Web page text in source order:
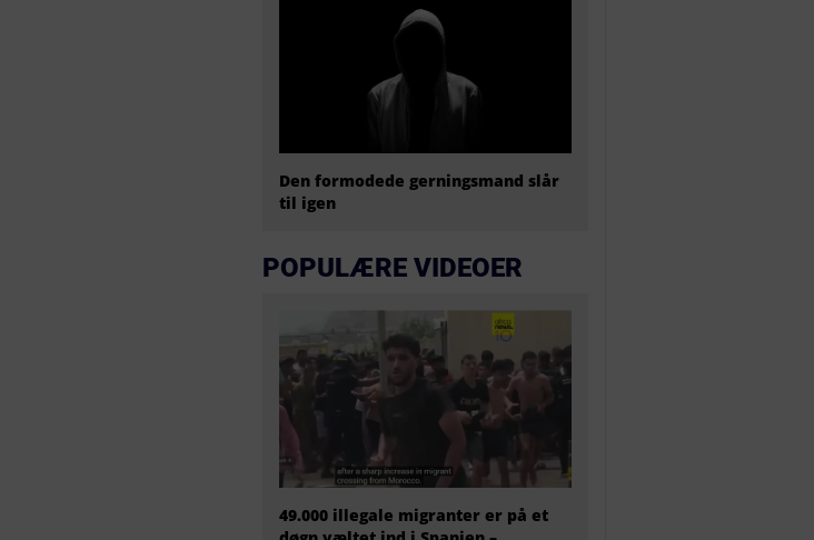
Den formodede gerningsmand slår
til igen
POPULÆRE VIDEOER
49.000 illegale migranter er på et